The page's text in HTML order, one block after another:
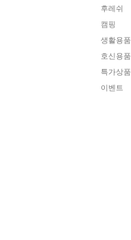
후레쉬
캠핑
생활용품
호신용품
특가상품
이벤트